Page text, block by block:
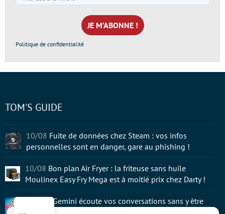
e-
mail
*
Politique de confidentialité
TOM'S GUIDE
10/08 Fuite de données chez Steam : vos infos
personnelles sont en danger, gare au phishing !
10/08 Bon plan Air Fryer : la friteuse sans huile
Moulinex Easy Fry Mega est à moitié prix chez Darty !
Gemini écoute vos conversations sans y être